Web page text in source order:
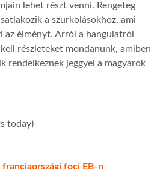
lehet részt venni. Rengeteg
a szurkolásokhoz, ami
az élményt. Arról a hangulatról
részleteket mondanunk, amiben
rendelkeznek jeggyel a magyarok
today)
franciaországi foci EB-n